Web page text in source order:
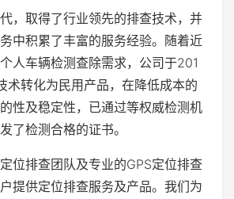
，取得了行业领先的排查技术，并
中积累了丰富的服务经验。随着近
人车辆检测查除需求，公司于201
术转化为民用产品，在降低成本的
性及稳定性，已通过等权威检测机
了检测合格的证书。
位排查团队及专业的GPS定位排查
提供定位排查服务及产品。我们为